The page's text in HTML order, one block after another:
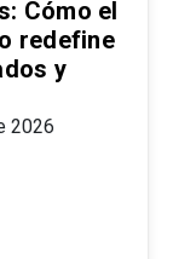
Cómo el
redefine
y
2026